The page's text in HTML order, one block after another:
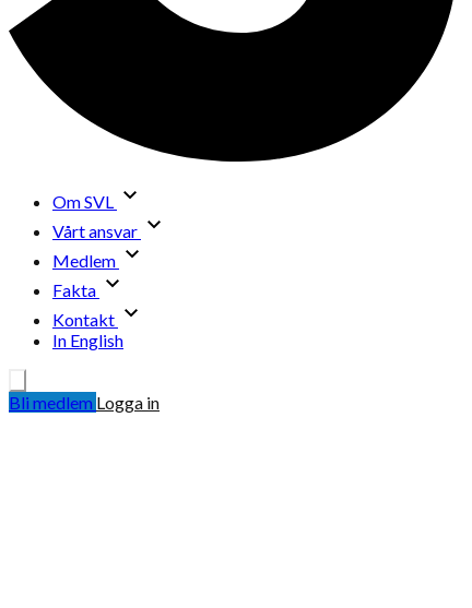
Om SVL
Vårt ansvar
Medlem
Fakta
Kontakt
In English
Bli medlem Logga in